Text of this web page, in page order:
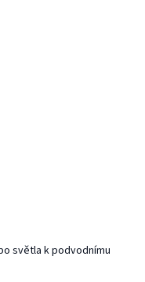
světla k podvodnímu